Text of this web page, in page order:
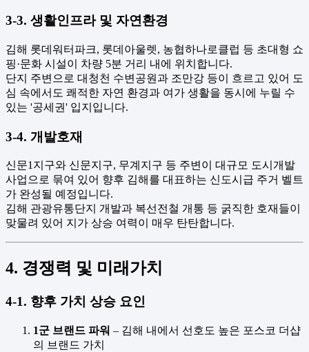
3-3. 생활인프라 및 자연환경
김해 롯데워터파크, 롯데아울렛, 농협하나로클럽 등 초대형 쇼
핑·문화 시설이 차량 5분 거리 내에 위치합니다.
단지 주변으로 대청천 수변공원과 조만강 등이 흐르고 있어 도
심 속에서도 쾌적한 자연 환경과 여가 생활을 동시에 누릴 수
있는 '공세권' 입지입니다.
3-4. 개발호재
신문1지구와 신문지구, 무계지구 등 주변이 대규모 도시개발
사업으로 묶여 있어 향후 김해를 대표하는 신도시급 주거 벨트
가 완성될 예정입니다.
김해 관광유통단지 개발과 복선전철 개통 등 굵직한 호재들이
맞물려 있어 지가 상승 여력이 매우 탄탄합니다.
4. 경쟁력 및 미래가치
4-1. 향후 가치 상승 요인
1군 브랜드 파워 – 김해 내에서 선호도 높은 포스코 더샵
의 브랜드 가치